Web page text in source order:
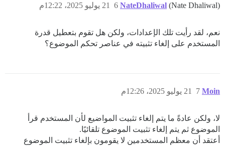
NateDhaliwal (Nate Dhaliwal) 21 يوليو 2025، 12:22م 6
نعم، لقد رأيت تلك الإعدادات، ولكن هل تقوم بتعطيل قدرة
المستخدم على إلغاء تثبيته في عناصر تحكم الموضوع؟
Moin 21 يوليو 2025، 12:26م 7
لا، ولكن عادةً ما يتم إلغاء تثبيت المواضيع لأن المستخدم قرأ
الموضوع ثم يتم إلغاء تثبيت الموضوع تلقائيًا.
أعتقد أن معظم المستخدمين لا يقومون بإلغاء تثبيت الموضوع